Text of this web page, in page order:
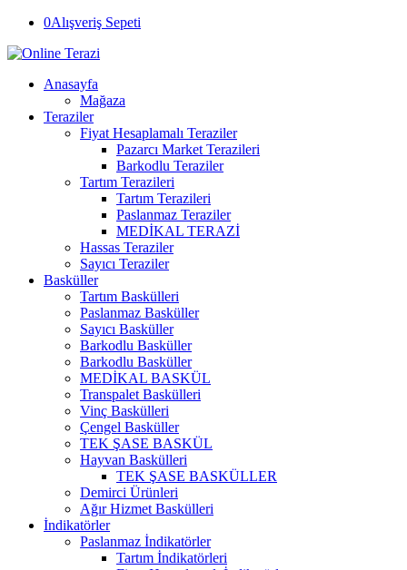
0Alışveriş Sepeti
Anasayfa
Mağaza
Teraziler
Fiyat Hesaplamalı Teraziler
Pazarcı Market Terazileri
Barkodlu Teraziler
Tartım Terazileri
Tartım Terazileri
Paslanmaz Teraziler
MEDİKAL TERAZİ
Hassas Teraziler
Sayıcı Teraziler
Basküller
Tartım Baskülleri
Paslanmaz Basküller
Sayıcı Basküller
Barkodlu Basküller
Barkodlu Basküller
MEDİKAL BASKÜL
Transpalet Baskülleri
Vinç Baskülleri
Çengel Basküller
TEK ŞASE BASKÜL
Hayvan Baskülleri
TEK ŞASE BASKÜLLER
Demirci Ürünleri
Ağır Hizmet Baskülleri
İndikatörler
Paslanmaz İndikatörler
Tartım İndikatörleri